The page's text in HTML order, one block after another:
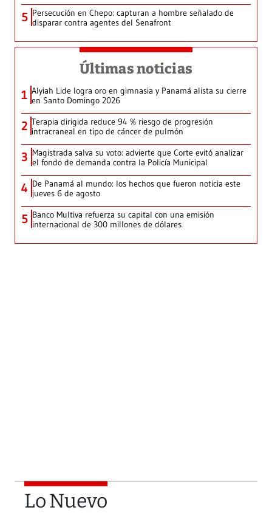
5 Persecución en Chepo: capturan a hombre señalado de
disparar contra agentes del Senafront
Últimas noticias
1 Alyiah Lide logra oro en gimnasia y Panamá alista su cierre
en Santo Domingo 2026
2 Terapia dirigida reduce 94 % riesgo de progresión
intracraneal en tipo de cáncer de pulmón
3 Magistrada salva su voto: advierte que Corte evitó analizar
el fondo de demanda contra la Policía Municipal
4 De Panamá al mundo: los hechos que fueron noticia este
jueves 6 de agosto
5 Banco Multiva refuerza su capital con una emisión
internacional de 300 millones de dólares
Lo Nuevo